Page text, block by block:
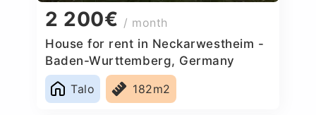
2 200€ / month
House for rent in Neckarwestheim -
Baden-Wurttemberg, Germany
Talo
182m2